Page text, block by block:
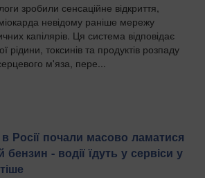
зробили сенсаційне відкриття,
невідому раніше мережу
капілярів. Ця система відповідає
рідини, токсинів та продуктів розпаду
м'яза, пере...
в Росії почали масово ламатися
бензин - водії їдуть у сервіси у